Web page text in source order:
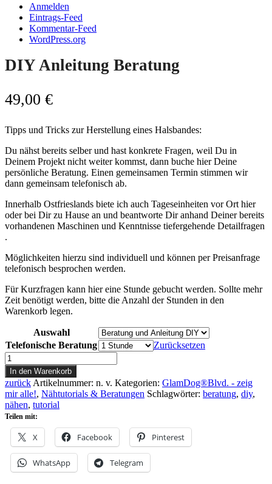
Anmelden
Eintrags-Feed
Kommentar-Feed
WordPress.org
DIY Anleitung Beratung
49,00 €
Tipps und Tricks zur Herstellung eines Halsbandes:
Du nähst bereits selber und hast konkrete Fragen, weil Du in
Deinem Projekt nicht weiter kommst, dann buche hier Deine
persönliche Beratung. Einen gemeinsamen Termin stimmen wir
dann gemeinsam telefonisch ab.
Innerhalb Ostfrieslands biete ich auch Tageseinheiten vor Ort hier
oder bei Dir zu Hause an und beantworte Dir anhand Deiner bereits
vorhandenen Maschinen und Kenntnisse tiefergehende Detailfragen
.
Möglichkeiten hierzu sind individuell und können per Preisanfrage
telefonisch besprochen werden.
Für Kurzfragen kann hier eine Stunde gebucht werden. Sollte mehr
Zeit benötigt werden, bitte die Anzahl der Stunden in den
Warenkorb legen.
Auswahl
Telefonische Beratung
Zurücksetzen
DIY
Anleitung
Beratung
Menge
In den Warenkorb
zurück Artikelnummer: n. v. Kategorien: GlamDog®Blvd. - zeig
mir alle!, Nähtutorials & Beratungen Schlagwörter: beratung, diy,
nähen, tutorial
Teilen mit:
X Facebook Pinterest
WhatsApp Telegram